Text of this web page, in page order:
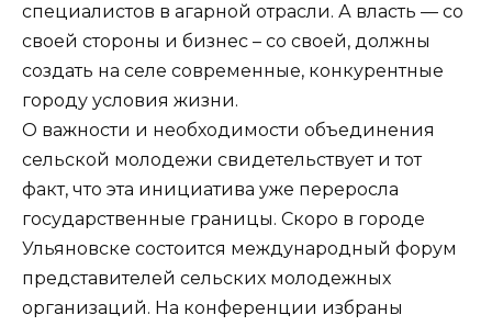
специалистов в агарной отрасли. А власть — со
своей стороны и бизнес – со своей, должны
создать на селе современные, конкурентные
городу условия жизни.
О важности и необходимости объединения
сельской молодежи свидетельствует и тот
факт, что эта инициатива уже переросла
государственные границы. Скоро в городе
Ульяновске состоится международный форум
представителей сельских молодежных
организаций. На конференции избраны